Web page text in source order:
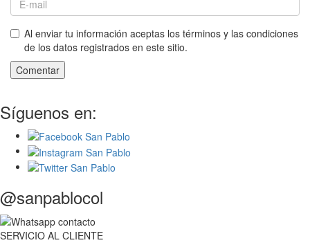
Al enviar tu información aceptas los términos y las condiciones
de los datos registrados en este sitio.
Comentar
Síguenos en:
@sanpablocol
SERVICIO AL CLIENTE